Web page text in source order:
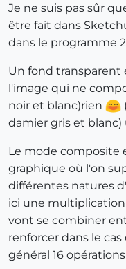
Je ne suis pas sûr
être fait dans
dans le programme
Un fond transparent
l'image qui ne
noir et blanc)rien
damier gris et
Le mode composite
graphique où l'on
différentes natures
ici une multiplication
vont se combiner
renforcer dans le
général 16